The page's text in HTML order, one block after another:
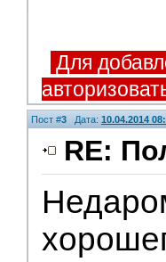
Для
Пост #3 Дата: 10.04.2014
RE: